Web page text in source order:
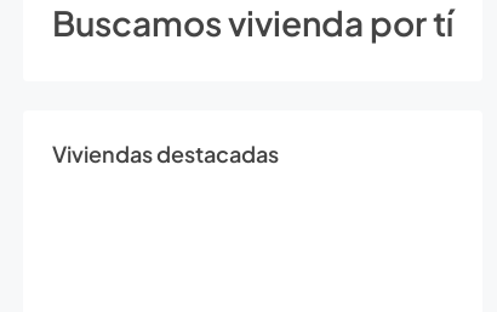
Buscamos vivienda por tí
Viviendas destacadas